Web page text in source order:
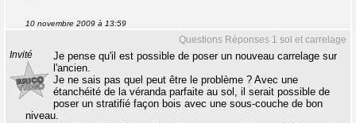
10 novembre 2009 à 13:59
Questions Réponses 1 sol et carrelage
Invité
Je pense qu'il est possible de poser un nouveau carrelage sur
l'ancien.
Je ne sais pas quel peut être le problème ? Avec une
étanchéité de la véranda parfaite au sol, il serait possible de
poser un stratifié façon bois avec une sous-couche de bon
niveau.